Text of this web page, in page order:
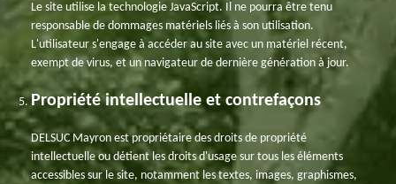
Le site utilise la technologie JavaScript. Il ne pourra être tenu
responsable de dommages matériels liés à son utilisation.
L'utilisateur s'engage à accéder au site avec un matériel récent,
exempt de virus, et un navigateur de dernière génération à jour.
Propriété intellectuelle et contrefaçons
DELSUC Mayron est propriétaire des droits de propriété
intellectuelle ou détient les droits d'usage sur tous les éléments
accessibles sur le site, notamment les textes, images, graphismes,